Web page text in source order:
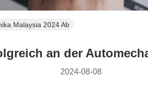
Malaysia 2024 Ab
an der
2024-08-08